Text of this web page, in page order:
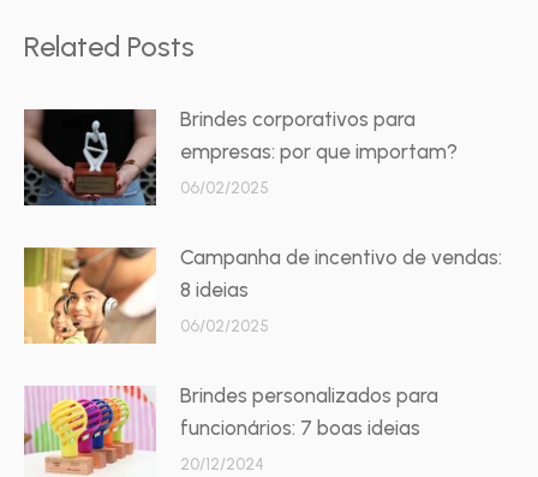
Related Posts
Brindes corporativos para
empresas: por que importam?
06/02/2025
Campanha de incentivo de vendas:
8 ideias
06/02/2025
Brindes personalizados para
funcionários: 7 boas ideias
20/12/2024